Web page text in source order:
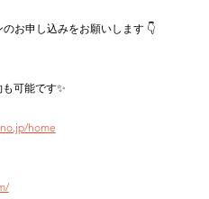
お申し込みをお願いします 👇
可能です✨
home